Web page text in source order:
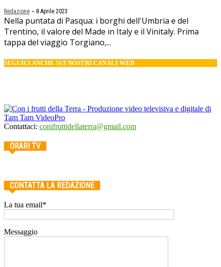
Redazione - 8 Aprile 2023
Nella puntata di Pasqua: i borghi dell'Umbria e del
Trentino, il valore del Made in Italy e il Vinitaly. Prima
tappa del viaggio Torgiano,...
SEGUICI ANCHE SUI NOSTRI CANALI WEB
Contattaci: conifruttidellaterra@gmail.com
ORARI TV
CONTATTA LA REDAZIONE
La tua email*
Messaggio